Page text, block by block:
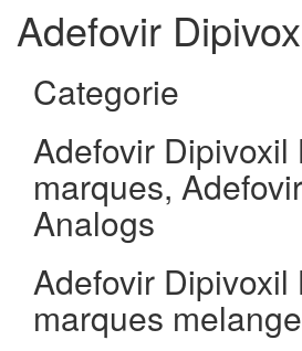
Adefovir
Categorie
Adefovir Dipivoxil
marques,
Analogs
Adefovir Dipivoxil
marques melange